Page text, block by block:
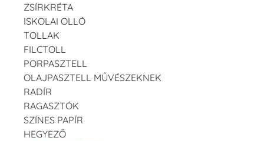
ZSÍRKRÉTA
ISKOLAI OLLÓ
TOLLAK
FILCTOLL
PORPASZTELL
OLAJPASZTELL MŰVÉSZEKNEK
RADÍR
RAGASZTÓK
SZÍNES PAPÍR
HEGYEZŐ